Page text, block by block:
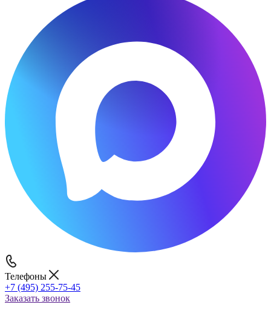
Телефоны
+7 (495) 255-75-45
Заказать звонок